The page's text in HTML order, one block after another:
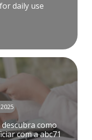
daily use
descubra como
com a abc71